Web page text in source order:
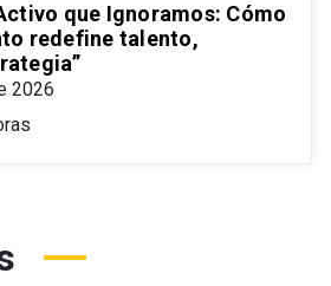
que Ignoramos: Cómo
redefine talento,
2026